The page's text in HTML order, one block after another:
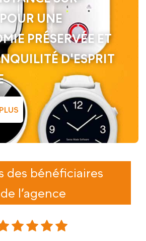
UNE
PRÉSERVÉE ET
D'ESPRIT
des bénéficiaires
de l’agence